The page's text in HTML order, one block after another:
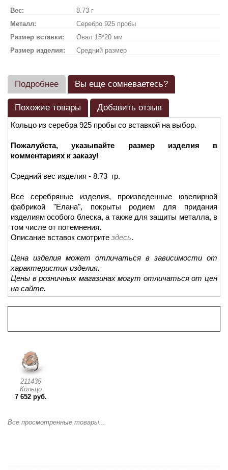
Вес:
8.73 г
Металл:
Серебро 925 пробы
Размер вставки:
Овал 15*20 мм
Размер изделия:
Средний размер
Подробнее Вы еще сомневаетесь?
Похожие товары Добавить отзыв
Кольцо из серебра 925 пробы со вставкой на выбор.
Пожалуйста, указывайте размер изделия в
комментариях к заказу!
Средний вес изделия - 8.73 гр.
Все серебряные изделия, произведенные ювелирной
фабрикой "Елана", покрыты родием для придания
изделиям особого блеска, а также для защиты металла, в
том числе от потемнения.
Описание вставок смотрите здесь.
Цена изделия может отличаться в зависимости от
характеристик изделия.
Цены в розничных магазинах могут отличаться от цен
на сайте.
211435
Кольцо
7 652 руб.
Все просмотренные товары...